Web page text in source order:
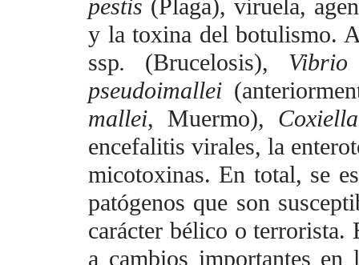
pestis (Plaga), viruela,
y la toxina del botulismo.
ssp. (Brucelosis),
pseudoimallei
mallei, Muermo),
encefalitis virales, la
micotoxinas. En total, se
patógenos que son
carácter bélico o terrorista.
a cambios importantes en